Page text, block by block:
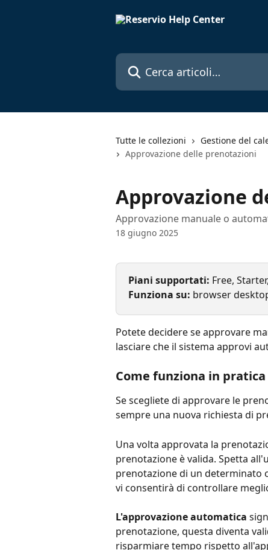
Cerca articoli…
Tutte le collezioni Gestione del
Approvazione delle prenotazioni
Approvazione
Approvazione manuale o
18 giugno 2025
Piani supportati: Free,
Funziona su: browser
Potete decidere se approvare
lasciare che il sistema approvi
Come funziona in
Se scegliete di approvare le
sempre una nuova richiesta di
Una volta approvata la
prenotazione è valida. Spetta
prenotazione di un determinato
vi consentirà di controllare
L'approvazione automatica
prenotazione, questa diventa
risparmiare tempo rispetto